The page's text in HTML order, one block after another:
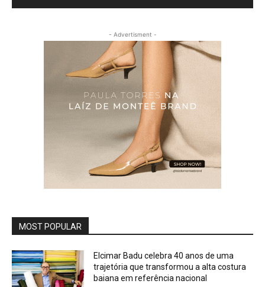
- Advertisment -
MOST POPULAR
Elcimar Badu celebra 40 anos de uma
trajetória que transformou a alta costura
baiana em referência nacional